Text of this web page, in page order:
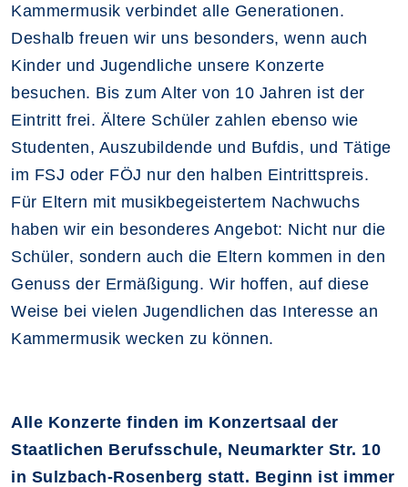
Kammermusik verbindet alle Generationen.
Deshalb freuen wir uns besonders, wenn auch
Kinder und Jugendliche unsere Konzerte
besuchen. Bis zum Alter von 10 Jahren ist der
Eintritt frei. Ältere Schüler zahlen ebenso wie
Studenten, Auszubildende und Bufdis, und Tätige
im FSJ oder FÖJ nur den halben Eintrittspreis.
Für Eltern mit musikbegeistertem Nachwuchs
haben wir ein besonderes Angebot: Nicht nur die
Schüler, sondern auch die Eltern kommen in den
Genuss der Ermäßigung. Wir hoffen, auf diese
Weise bei vielen Jugendlichen das Interesse an
Kammermusik wecken zu können.
Alle Konzerte finden im Konzertsaal der
Staatlichen Berufsschule, Neumarkter Str. 10
in Sulzbach-Rosenberg statt. Beginn ist immer